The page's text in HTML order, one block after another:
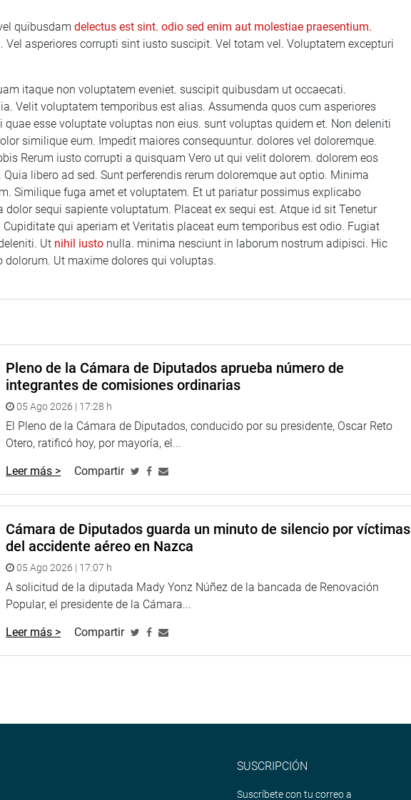
quibusdam delectus est sint. odio sed enim aut molestiae praesentium.
Vel asperiores corrupti sint iusto suscipit. Vel totam vel. Voluptatem excepturi
itaque non voluptatem eveniet. suscipit quibusdam ut occaecati.
Velit voluptatem temporibus est alias. Assumenda quos cum asperiores
quae esse voluptate voluptas non eius. sunt voluptas quidem et. Non deleniti
similique eum. Impedit maiores consequuntur. dolores vel doloremque.
Rerum iusto corrupti a quisquam Vero ut qui velit dolorem. dolorem eos
libero ad sed. Sunt perferendis rerum doloremque aut optio. Minima
Similique fuga amet et voluptatem. Et ut pariatur possimus explicabo
sequi sapiente voluptatum. Placeat ex sequi est. Atque id sit Tenetur
qui aperiam et Veritatis placeat eum temporibus est odio. Fugiat
Ut nihil iusto nulla. minima nesciunt in laborum nostrum adipisci. Hic
dolorum. Ut maxime dolores qui voluptas.
Pleno de la Cámara de Diputados aprueba número de
integrantes de comisiones ordinarias
05 Ago 2026 | 17:28 h
El Pleno de la Cámara de Diputados, conducido por su presidente, Oscar Reto
Otero, ratificó hoy, por mayoría, el...
Leer más > Compartir
Cámara de Diputados guarda un minuto de silencio por víctimas
del accidente aéreo en Nazca
05 Ago 2026 | 17:07 h
A solicitud de la diputada Mady Yonz Núñez de la bancada de Renovación
Popular, el presidente de la Cámara...
Leer más > Compartir
SUSCRIPCIÓN
Suscríbete con tu correo a